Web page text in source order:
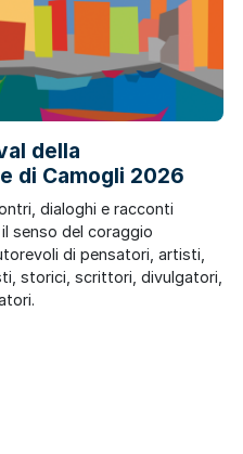
della
di Camogli 2026
dialoghi e racconti
senso del coraggio
di pensatori, artisti,
storici, scrittori, divulgatori,